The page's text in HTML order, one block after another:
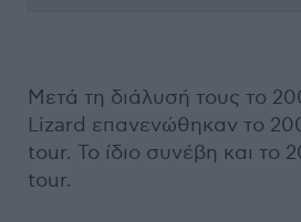
Μετά τη διάλυσή τους το
Lizard επανενώθηκαν το
tour. Το ίδιο συνέβη και το
tour.